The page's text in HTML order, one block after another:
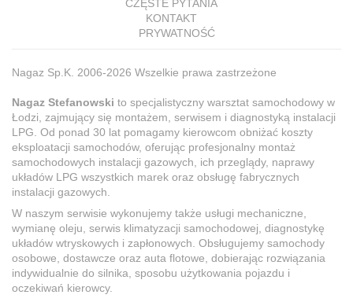
CZĘSTE PYTANIA
KONTAKT
PRYWATNOŚĆ
Nagaz Sp.K. 2006-2026 Wszelkie prawa zastrzeżone
Nagaz Stefanowski to specjalistyczny warsztat samochodowy w
Łodzi, zajmujący się montażem, serwisem i diagnostyką instalacji
LPG. Od ponad 30 lat pomagamy kierowcom obniżać koszty
eksploatacji samochodów, oferując profesjonalny montaż
samochodowych instalacji gazowych, ich przeglądy, naprawy
układów LPG wszystkich marek oraz obsługę fabrycznych
instalacji gazowych.
W naszym serwisie wykonujemy także usługi mechaniczne,
wymianę oleju, serwis klimatyzacji samochodowej, diagnostykę
układów wtryskowych i zapłonowych. Obsługujemy samochody
osobowe, dostawcze oraz auta flotowe, dobierając rozwiązania
indywidualnie do silnika, sposobu użytkowania pojazdu i
oczekiwań kierowcy.